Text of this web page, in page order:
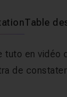
Table
tuto en vidéo
de